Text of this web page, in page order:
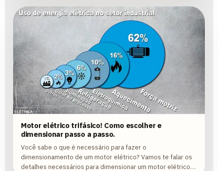
Motor elétrico trifásico! Como escolher e
dimensionar passo a passo.
Você sabe o que é necessário para fazer o
dimensionamento de um motor elétrico? Vamos te falar os
detalhes necessários para dimensionar um motor elétrico